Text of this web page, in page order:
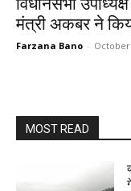
विधानसभा
मंत्री अकबर ने
Farzana Bano - October
MOST READ